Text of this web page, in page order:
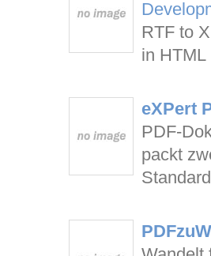
RTF to
in
eXPert
PDF-
packt